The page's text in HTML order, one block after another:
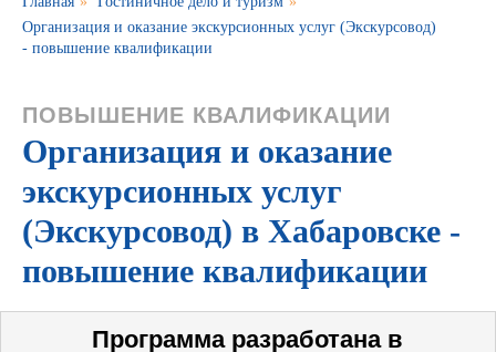
Организация и оказание экскурсионных услуг (Экскурсовод)
- повышение квалификации
ПОВЫШЕНИЕ КВАЛИФИКАЦИИ
Организация и оказание
экскурсионных услуг
(Экскурсовод) в Хабаровске -
повышение квалификации
Программа разработана в